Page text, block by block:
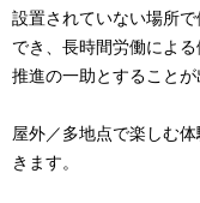
設置されていない場所
でき、長時間労働によ
推進の一助とすることが
屋外／多地点で楽しむ
きます。